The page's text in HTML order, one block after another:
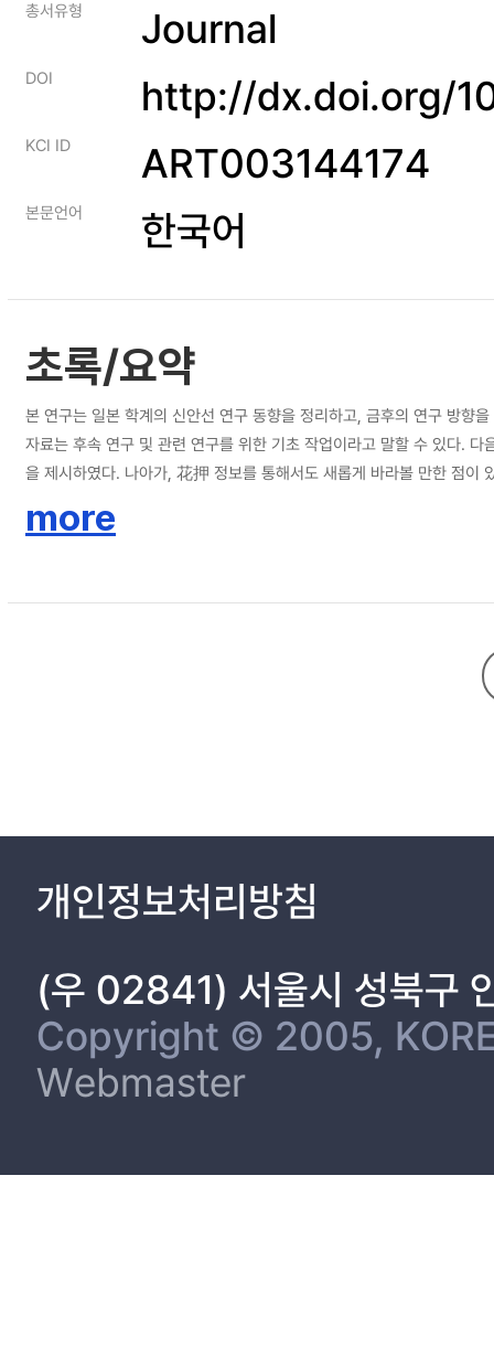
총서유형 Journal
DOI http://dx.doi.org/
KCI ID ART003144174
본문언어 한국어
초록/요약
본 연구는 일본 학계의 신안선 연구 동향을 정리하고, 금후의 연구 방향
자료는 후속 연구 및 관련 연구를 위한 기초 작업이라고 말할 수 있다.
을 제시하였다. 나아가, 花押 정보를 통해서도 새롭게 바라볼 만한 점이
으로부터의 공인이 있었기 때문이라는 견해도 있지만, 밀무역의 가능성
more
개인정보처리방침
(우 02841) 서울시 성북구
Copyright © 2005,
Webmaster